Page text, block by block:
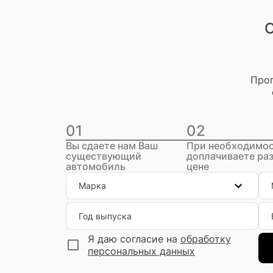
01
Вы сдаете нам Ваш
существующий
автомобиль
02
При
доплачиваете
цене
Марка
Год выпуска
Я даю согласие на обработку
персональных данных